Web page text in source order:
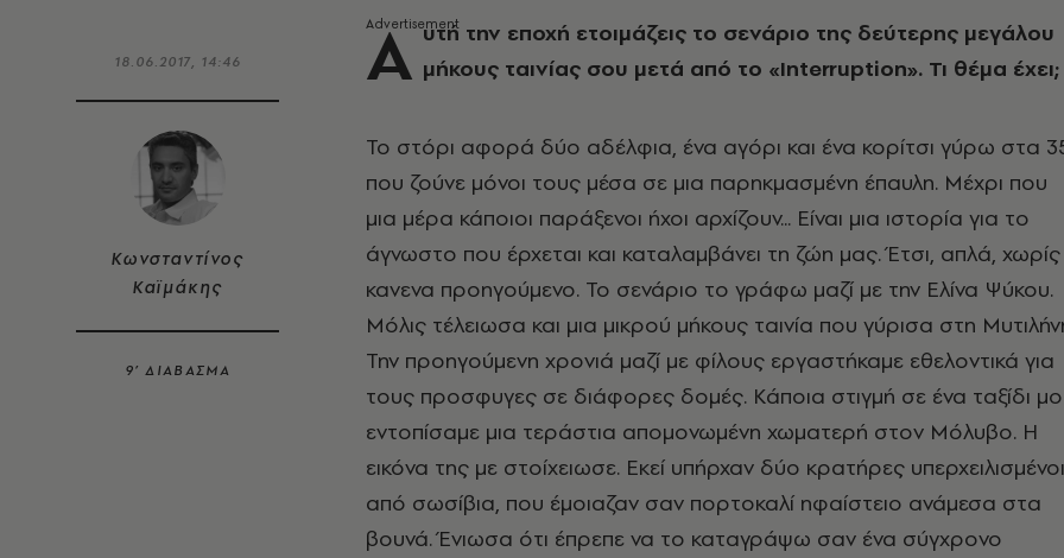
18.06.2017, 14:46
Κωνσταντίνος
Καϊμάκης
9’ ΔΙΑΒΑΣΜΑ
Α υτή την εποχή ετοιμάζεις το σενάριο της δεύτερης μεγάλου
μήκους ταινίας σου μετά από το «Interruption». Τι θέμα έχει;
Το στόρι αφορά δύο αδέλφια, ένα αγόρι και ένα κορίτσι γύρω στα
που ζούνε μόνοι τους μέσα σε μια παρηκμασμένη έπαυλη. Μέχρι που
μια μέρα κάποιοι παράξενοι ήχοι αρχίζουν... Είναι μια ιστορία για το
άγνωστο που έρχεται και καταλαμβάνει τη ζώη μας. Έτσι, απλά, χωρίς
κανενα προηγούμενο. Το σενάριο το γράφω μαζί με την Ελίνα Ψύκου.
Μόλις τέλειωσα και μια μικρού μήκους ταινία που γύρισα στη
Την προηγούμενη χρονιά μαζί με φίλους εργαστήκαμε εθελοντικά για
τους προσφυγες σε διάφορες δομές. Κάποια στιγμή σε ένα ταξίδι
εντοπίσαμε μια τεράστια απομονωμένη χωματερή στον Μόλυβο. Η
εικόνα της με στοίχειωσε. Εκεί υπήρχαν δύο κρατήρες υπερχειλισμένοι
από σωσίβια, που έμοιαζαν σαν πορτοκαλί ηφαίστειο ανάμεσα στα
βουνά. Ένιωσα ότι έπρεπε να το καταγράψω σαν ένα σύγχρονο